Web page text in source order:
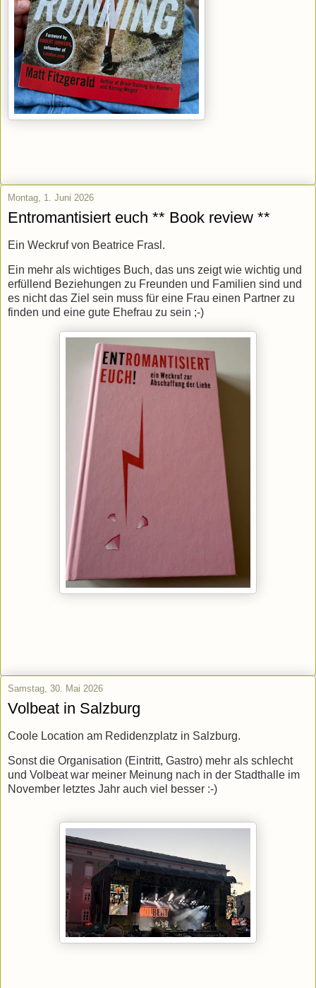
Montag, 1. Juni 2026
Entromantisiert euch ** Book review **
Ein Weckruf von Beatrice Frasl.
Ein mehr als wichtiges Buch, das uns zeigt wie wichtig und
erfüllend Beziehungen zu Freunden und Familien sind und
es nicht das Ziel sein muss für eine Frau einen Partner zu
finden und eine gute Ehefrau zu sein ;-)
Samstag, 30. Mai 2026
Volbeat in Salzburg
Coole Location am Redidenzplatz in Salzburg.
Sonst die Organisation (Eintritt, Gastro) mehr als schlecht
und Volbeat war meiner Meinung nach in der Stadthalle im
November letztes Jahr auch viel besser :-)